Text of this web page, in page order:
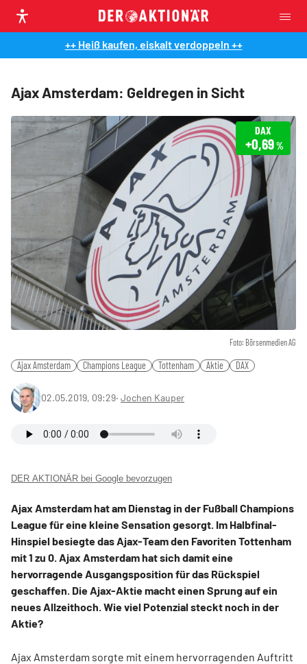
++ Heiß kaufen, eiskalt verdoppeln ++
Ajax Amsterdam: Geldregen in Sicht
Foto: Börsenmedien AG
DAX
+0,69%
Ajax Amsterdam Champions League Tottenham Aktie DAX
02.05.2019, 09:29‧ Jochen Kauper
DER AKTIONÄR bei Google bevorzugen
Ajax Amsterdam hat am Dienstag in der Fußball Champions
League für eine kleine Sensation gesorgt. Im Halbfinal-
Hinspiel besiegte das Ajax-Team den Favoriten Tottenham
mit 1 zu 0. Ajax Amsterdam hat sich damit eine
hervorragende Ausgangsposition für das Rückspiel
geschaffen. Die Ajax-Aktie macht einen Sprung auf ein
neues Allzeithoch. Wie viel Potenzial steckt noch in der
Aktie?
Ajax Amsterdam sorgte mit einem hervorragenden Auftritt